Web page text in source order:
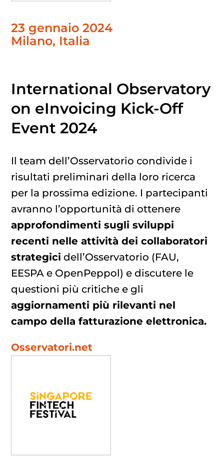
23 gennaio 2024
Milano, Italia
International Observatory
on eInvoicing Kick-Off
Event 2024
Il team dell’Osservatorio condivide i
risultati preliminari della loro ricerca
per la prossima edizione. I partecipanti
avranno l’opportunità di ottenere
approfondimenti sugli sviluppi
recenti nelle attività dei collaboratori
strategici dell’Osservatorio (FAU,
EESPA e OpenPeppol) e discutere le
questioni più critiche e gli
aggiornamenti più rilevanti nel
campo della fatturazione elettronica.
Osservatori.net